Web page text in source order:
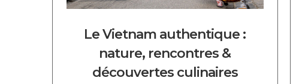
Le Vietnam authentique :
nature, rencontres &
découvertes culinaires